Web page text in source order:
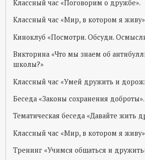
Классный час «Поговорим о дружбе».
Классный час «Мир, в котором я
Киноклуб «Посмотри. Обсуди.
Викторина «Что мы знаем об
школы?»
Классный час «Умей дружить и
Беседа «Законы сохранения доброты».
Тематическая беседа «Давайте жить
Классный час «Мир, в котором я
Тренинг «Учимся общаться и